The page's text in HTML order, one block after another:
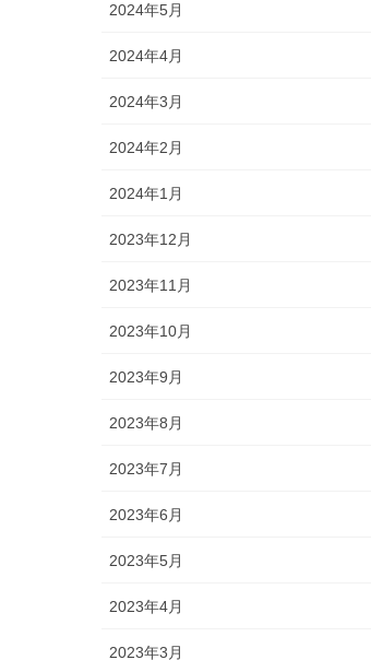
2024年5月
2024年4月
2024年3月
2024年2月
2024年1月
2023年12月
2023年11月
2023年10月
2023年9月
2023年8月
2023年7月
2023年6月
2023年5月
2023年4月
2023年3月